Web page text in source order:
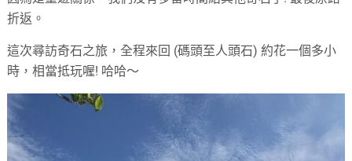
折返。
這次尋訪奇石之旅，全程來回 (碼頭至人頭石) 約花一個多小
時，相當抵玩喔! 哈哈～